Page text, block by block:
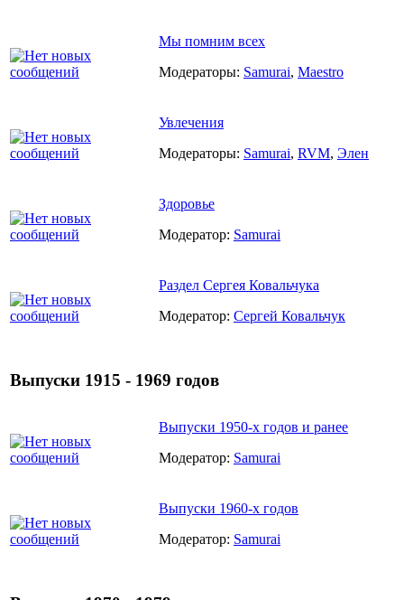
Мы помним всех
Модераторы: Samurai, Maestro
Увлечения
Модераторы: Samurai, RVM, Элен
Здоровье
Модератор: Samurai
Раздел Сергея Ковальчука
Модератор: Сергей Ковальчук
Выпуски 1915 - 1969 годов
Выпуски 1950-х годов и ранее
Модератор: Samurai
Выпуски 1960-х годов
Модератор: Samurai